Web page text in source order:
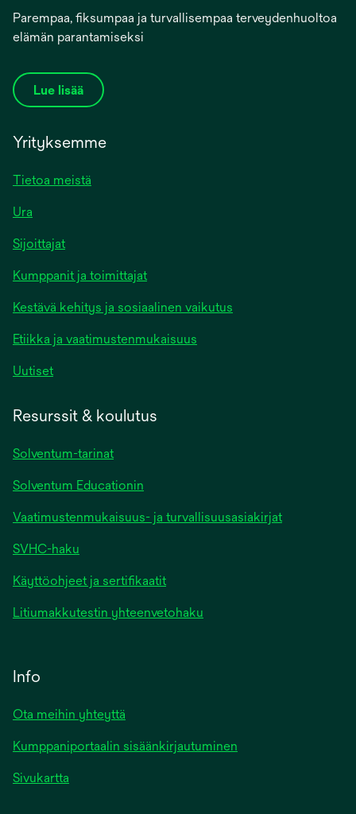
Parempaa, fiksumpaa ja turvallisempaa terveydenhuoltoa
elämän parantamiseksi
Lue lisää
Yrityksemme
Tietoa meistä
Ura
Sijoittajat
Kumppanit ja toimittajat
Kestävä kehitys ja sosiaalinen vaikutus
Etiikka ja vaatimustenmukaisuus
Uutiset
Resurssit & koulutus
Solventum-tarinat
Solventum Educationin
Vaatimustenmukaisuus- ja turvallisuusasiakirjat
SVHC-haku
Käyttöohjeet ja sertifikaatit
Litiumakkutestin yhteenvetohaku
Info
Ota meihin yhteyttä
Kumppaniportaalin sisäänkirjautuminen
Sivukartta